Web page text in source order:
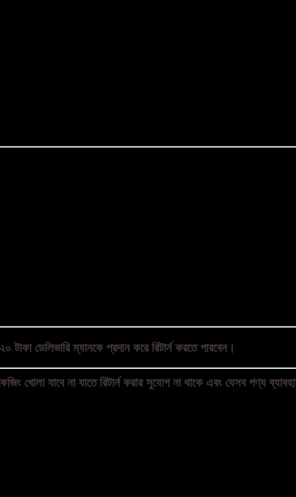
ডেলিভারি ম্যানকে প্রদান করে রিটার্ন করতে পারবেন।
খোলা যাবে না যাতে রিটার্ন করার সুযোগ না থাকে এবং যেসব পণ্য